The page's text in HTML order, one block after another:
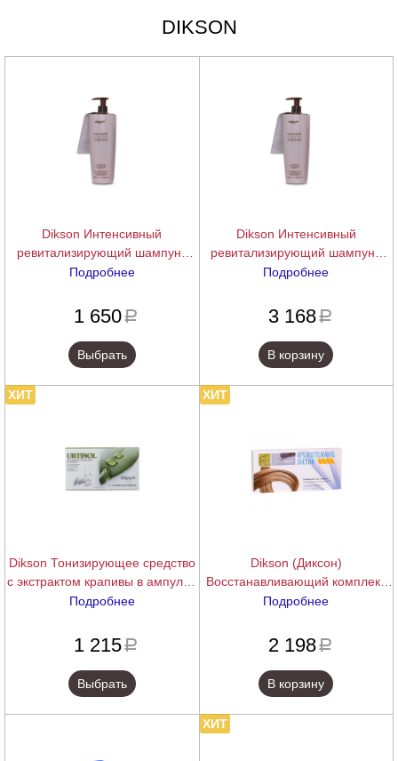
DIKSON
Dikson Интенсивный
ревитализирующий шампунь
Luxury Caviar Shampoo, 300 мл
Интенсивный
ревитализирующий шампунь
Luxury Caviar Shampoo, 300 мл
Подробнее
1 650a
Выбрать
Dikson Интенсивный
ревитализирующий шампунь
Luxury Caviar Shampoo,1000 мл
Подробнее
3 168a
В корзину
ХИТ
Dikson Тонизирующее средство
с экстрактом крапивы в ампулах
Urtinol, 10 x 10 мл
Подробнее
1 215a
Выбрать
ХИТ
Dikson (Диксон)
Восстанавливающий комплекс
для волос Ristrutturante 12х12
Подробнее
2 198a
В корзину
ХИТ